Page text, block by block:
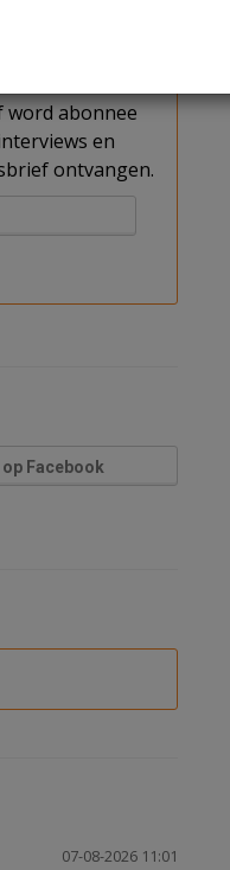
word abonnee
en
ontvangen.
op Facebook
07-08-2026 11:01